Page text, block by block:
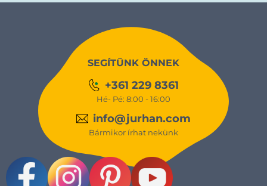
SEGÍTÜNK ÖNNEK
+361 229 8361
Hé- Pé: 8:00 - 16:00
info@jurhan.com
Bármikor írhat nekünk